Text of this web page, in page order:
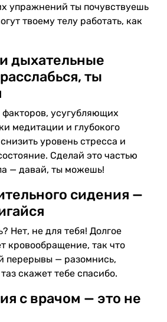
упражнений ты почувствуешь
твоему телу работать, как
дыхательные
ты
усугубляющих
медитации и глубокого
уровень стресса и
Сделай это частью
— давай, ты можешь!
сидения —
Нет, не для тебя! Долгое
кровообращение, так что
перерывы — разомнись,
скажет тебе спасибо.
с врачом — это не